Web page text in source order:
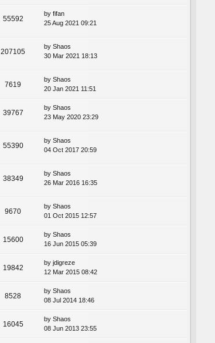
55592
by fifan
25 Aug 2021 09:21
207105
by Shaos
30 Mar 2021 18:13
7619
by Shaos
20 Jan 2021 11:51
39767
by Shaos
23 May 2020 23:29
55390
by Shaos
04 Oct 2017 20:59
38349
by Shaos
26 Mar 2016 16:35
9670
by Shaos
01 Oct 2015 12:57
15600
by Shaos
16 Jun 2015 05:39
19842
by jdigreze
12 Mar 2015 08:42
8528
by Shaos
08 Jul 2014 18:46
16045
by Shaos
08 Jun 2013 23:55